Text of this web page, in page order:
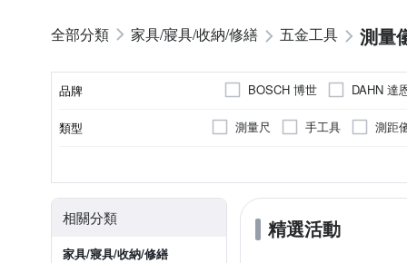
家具/寢具/收納/修繕 五金工具 測量
品牌 BOSCH 博世
DAHN 達
MK
Ogula 小倉
類型 測量尺 手工具
測距
相關分類
家具/寢具/收納/修繕
精選活動